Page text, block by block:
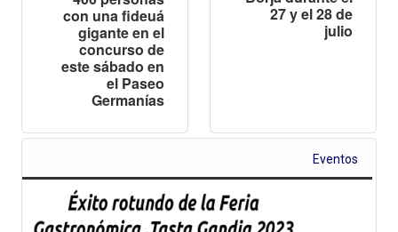
con una fideuá
gigante en el
concurso de
este sábado en
el Paseo
Germanías
27 y el 28 de
julio
Eventos